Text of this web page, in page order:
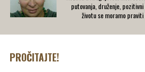
putovanja, druženje,
životu se moramo
PROČITAJTE!